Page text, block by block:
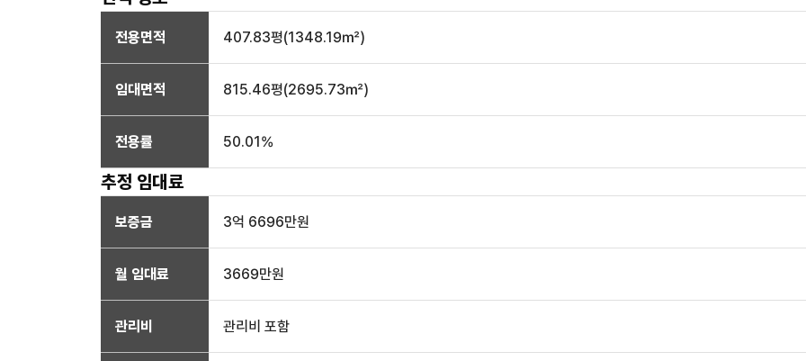
전용면적 407.83평(1348.19㎡)
임대면적 815.46평(2695.73㎡)
전용률 50.01%
추정 임대료
보증금 3억 6696만원
월 임대료 3669만원
관리비 관리비 포함